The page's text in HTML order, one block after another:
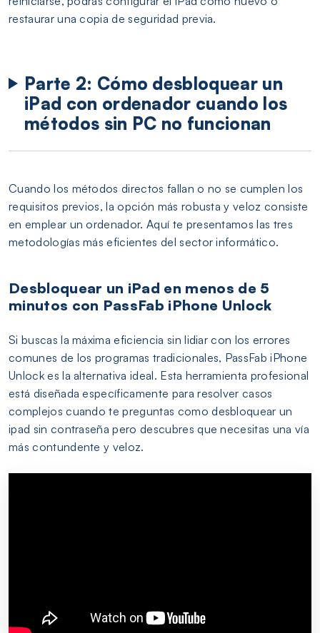
restaurar una copia de seguridad previa.
Parte 2: Cómo desbloquear un
iPad con ordenador cuando los
métodos sin PC no funcionan
Cuando los métodos directos fallan o no se cumplen los
requisitos previos, la opción más robusta y veloz consiste
en emplear un ordenador. Aquí te presentamos las tres
metodologías más eficientes del sector informático.
Desbloquear un iPad en menos de 5
minutos con PassFab iPhone Unlock
Si buscas la máxima eficiencia sin lidiar con los errores
comunes de los programas tradicionales, PassFab iPhone
Unlock es la alternativa ideal. Esta herramienta profesional
está diseñada específicamente para resolver casos
complejos cuando te preguntas como desbloquear un
ipad sin contraseña pero descubres que necesitas una vía
más contundente y veloz.